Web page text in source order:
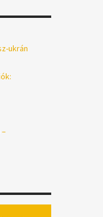
ukrán